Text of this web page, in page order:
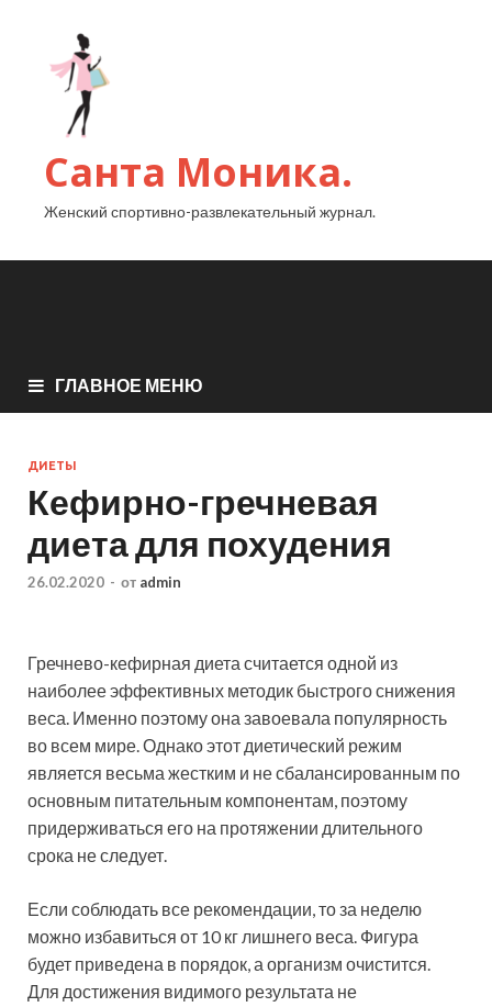
Санта Моника.
Женский спортивно-развлекательный журнал.
ГЛАВНОЕ МЕНЮ
ДИЕТЫ
Кефирно-гречневая
диета для похудения
26.02.2020 - от admin
Гречнево-кефирная диета считается одной из
наиболее эффективных методик быстрого снижения
веса. Именно поэтому она завоевала популярность
во всем мире. Однако этот диетический режим
является весьма жестким и не сбалансированным по
основным питательным компонентам, поэтому
придерживаться его на протяжении длительного
срока не следует.
Если соблюдать все рекомендации, то за неделю
можно избавиться от 10 кг лишнего веса. Фигура
будет приведена в порядок, а организм очистится.
Для достижения видимого результата не